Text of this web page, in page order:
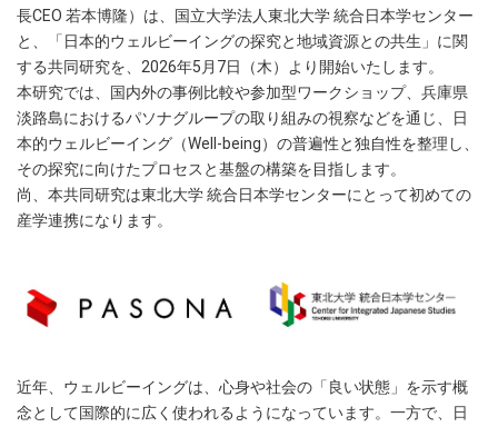
長CEO 若本博隆）は、国立大学法人東北大学 統合日本学センター
と、「日本的ウェルビーイングの探究と地域資源との共生」に関
する共同研究を、2026年5月7日（木）より開始いたします。
本研究では、国内外の事例比較や参加型ワークショップ、兵庫県
淡路島におけるパソナグループの取り組みの視察などを通じ、日
本的ウェルビーイング（Well-being）の普遍性と独自性を整理し、
その探究に向けたプロセスと基盤の構築を目指します。
尚、本共同研究は東北大学 統合日本学センターにとって初めての
産学連携になります。
近年、ウェルビーイングは、心身や社会の「良い状態」を示す概
念として国際的に広く使われるようになっています。一方で、日